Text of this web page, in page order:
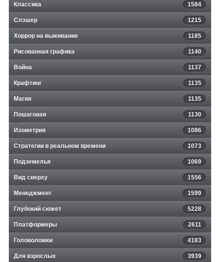
Классика 1584
Слэшер 1215
Хоррор на выживание 1185
Рисованная графика 1140
Война 1137
Крафтинг 1135
Магия 1135
Пошаговая 1130
Изометрия 1086
Стратегии в реальном времени 1073
Подземелья 1069
Вид сверху 1556
Менеджмент 1599
Глубокий сюжет 5228
Платформеры 2611
Головоломки 4183
Для взрослых 3939